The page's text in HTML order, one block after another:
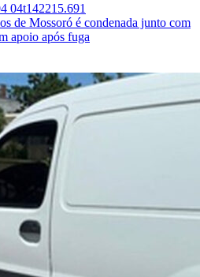
de Mossoró é condenada junto com
apoio após fuga